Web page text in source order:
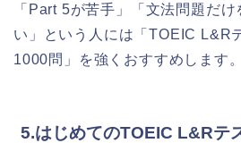
「Part 5が苦手」「文法問題だ
い」という人には「TOEIC L&R
1000問」を強くおすすめします。
5.はじめてのTOEIC L&Rテ